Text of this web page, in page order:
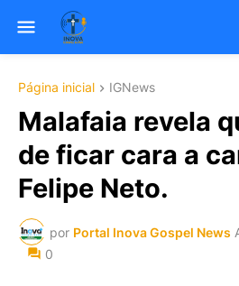
Página inicial IGNews
Malafaia revela
de ficar cara a
Felipe Neto.
por Portal Inova Gospel News
0